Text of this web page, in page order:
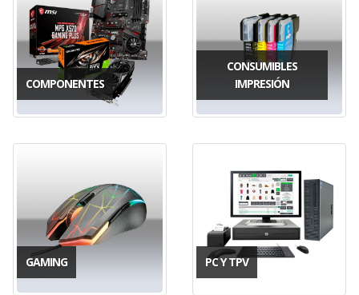
COMPONENTES
CONSUMIBLES
IMPRESIÓN
GAMING PC Y TPV